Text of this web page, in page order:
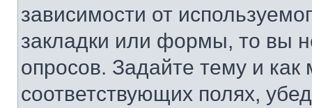
зависимости от
закладки или формы, то вы
опросов. Задайте тему и
соответствующих полях,